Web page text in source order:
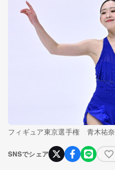
フィギュア東京選手権 青木祐奈
SNSでシェア